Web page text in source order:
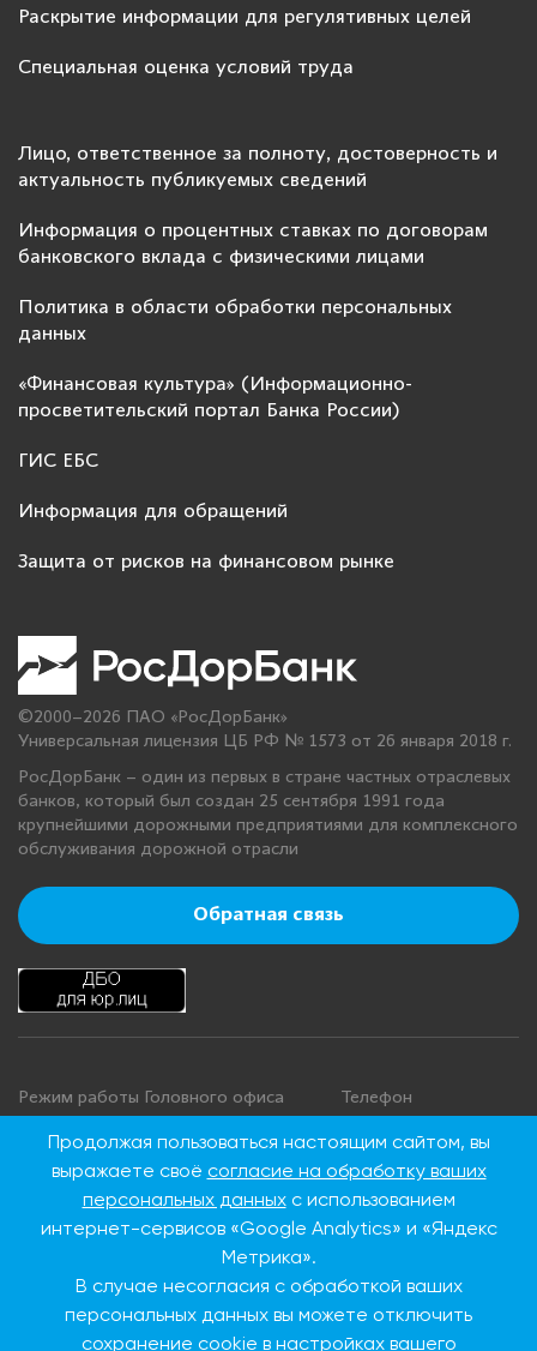
Раскрытие информации для регулятивных целей
Специальная оценка условий труда
Лицо, ответственное за полноту, достоверность и
актуальность публикуемых сведений
Информация о процентных ставках по договорам
банковского вклада с физическими лицами
Политика в области обработки персональных
данных
«Финансовая культура» (Информационно-
просветительский портал Банка России)
ГИС ЕБС
Информация для обращений
Защита от рисков на финансовом рынке
©2000–2026 ПАО «РосДорБанк»
Универсальная лицензия ЦБ РФ № 1573 от 26 января 2018 г.
РосДорБанк – один из первых в стране частных отраслевых
банков, который был создан 25 сентября 1991 года
крупнейшими дорожными предприятиями для комплексного
обслуживания дорожной отрасли
Обратная связь
Режим работы Головного офиса
Понедельник - четверг: с 9:00 до
18:00
Суббота, воскресенье: выходные
Телефон
+7 495 276 00 22
8 800 100 00 22
России)
115093, г. Москва, ул.
Продолжая пользоваться настоящим сайтом, вы
выражаете своё согласие на обработку ваших
персональных данныхс использованием
интернет-сервисов «Google Analytics» и «Яндекс
Метрика».
В случае несогласия с обработкой ваших
персональных данных вы можете отключить
сохранение cookie в настройках вашего